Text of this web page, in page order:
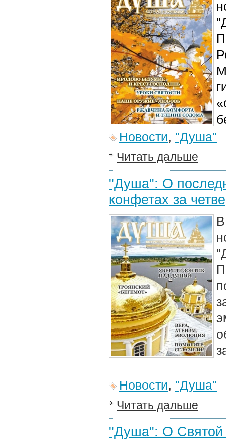
Новости, "Душа"
Читать дальше
"Душа": О
конфетах за
Новости, "Душа"
Читать дальше
"Душа": О Святой